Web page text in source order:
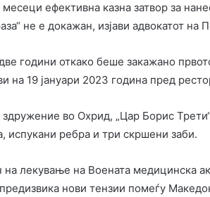
ефективна казна затвор за
не е докажан, изјави адвокатот на
години откако беше закажано
на 19 јануари 2023 година пред
во Охрид, „Цар Борис
испукани ребра и три скршени заби.
лекување на Воената медицинска
нови тензии помеѓу